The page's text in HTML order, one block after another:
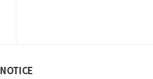
NOTICE